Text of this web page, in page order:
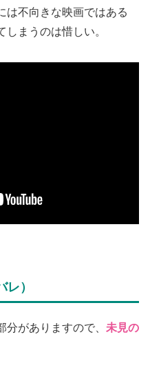
は不向きな映画ではある
まうのは惜しい。
）
分がありますので、 未見の